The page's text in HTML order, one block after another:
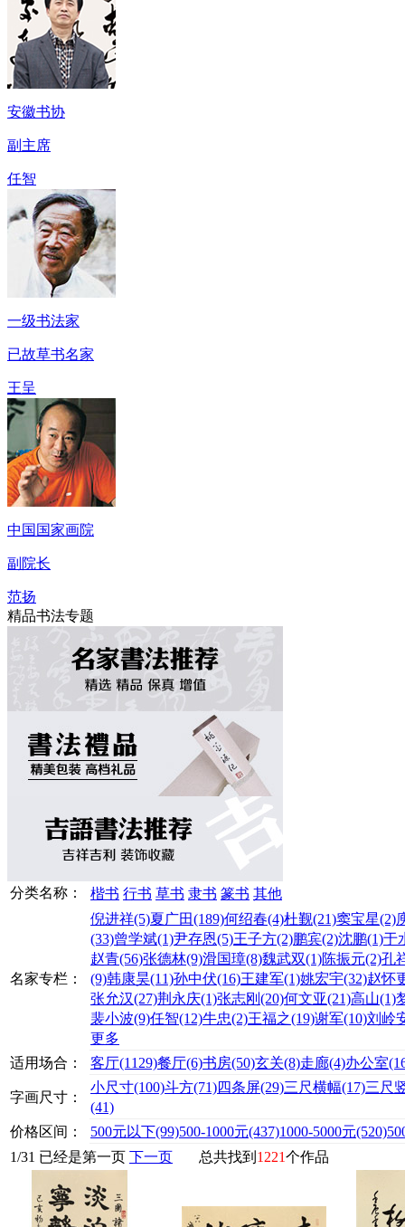
安徽书协
副主席
任智
一级书法家
已故草书名家
王呈
中国国家画院
副院长
范扬
精品书法专题
分类名称： 楷书 行书 草书 隶书 篆书 其他
名家专栏：
倪进祥(5)夏广田(189)何绍春(4)杜觐(21)窦宝星(2)
(33)曾学斌(1)尹存恩(5)王子方(2)鹏宾(2)沈鹏(1)于
赵青(56)张德林(9)滑国璋(8)魏武双(1)陈振元(2)孔
(9)韩康昊(11)孙中伏(16)王建军(1)姚宏宇(32)赵怀
张允汉(27)荆永庆(1)张志刚 (20)何文亚(21)高山(1)
裴小波(9)任智(12)牛忠(2)王福之(19)谢军(10)刘岭
更多
适用场合：
客厅(1129)餐厅(6)书房(50)玄关(8)走廊(4)办公室
字画尺寸：
小尺寸(100)斗方(71)四条屏(29)三尺横幅(17)三尺
(41)
价格区间：
500元以下(99)500-1000元(437)1000-5000元(520)
1/31 已经是第一页 下一页 总共找到 1221个作品